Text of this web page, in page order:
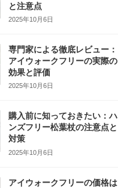
と注意点
2025年10月6日
専門家による徹底レビュー：
アイウォークフリーの実際の
効果と評価
2025年10月6日
購入前に知っておきたい：ハ
ンズフリー松葉杖の注意点と
対策
2025年10月6日
アイウォークフリーの価格は